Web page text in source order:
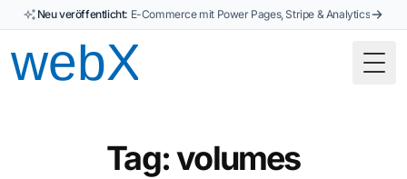
Neu veröffentlicht: E-Commerce mit Power Pages, Stripe & Analytics
Tag: volumes